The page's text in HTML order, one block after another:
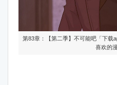
第83章：【第二季】不可能吧「下载
喜欢的